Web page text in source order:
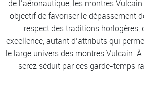
de l’aéronautique, les montres
objectif de favoriser le dépassement
respect des traditions horlogères,
excellence, autant d’attributs qui
le large univers des montres Vulcain. À
serez séduit par ces garde-temps